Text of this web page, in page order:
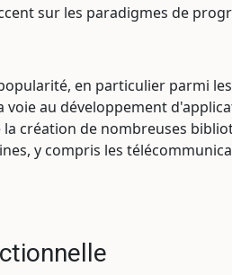
sur les paradigmes de
en particulier parmi
au développement
création de nombreuses
y compris les